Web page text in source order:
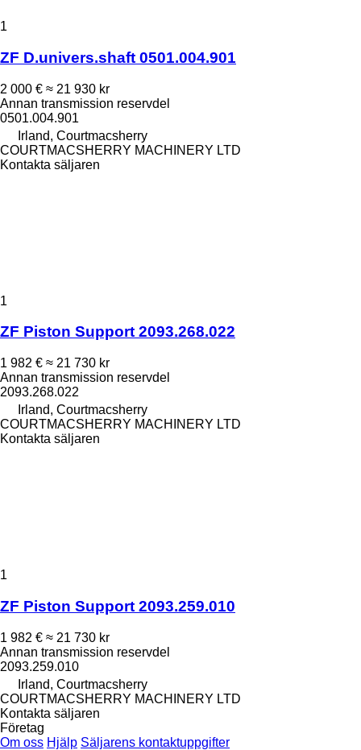
1
ZF D.univers.shaft 0501.004.901
2 000 € ≈ 21 930 kr
Annan transmission reservdel
0501.004.901
Irland, Courtmacsherry
COURTMACSHERRY MACHINERY LTD
Kontakta säljaren
1
ZF Piston Support 2093.268.022
1 982 € ≈ 21 730 kr
Annan transmission reservdel
2093.268.022
Irland, Courtmacsherry
COURTMACSHERRY MACHINERY LTD
Kontakta säljaren
1
ZF Piston Support 2093.259.010
1 982 € ≈ 21 730 kr
Annan transmission reservdel
2093.259.010
Irland, Courtmacsherry
COURTMACSHERRY MACHINERY LTD
Kontakta säljaren
Företag
Om oss Hjälp Säljarens kontaktuppgifter